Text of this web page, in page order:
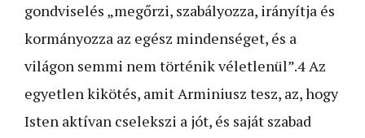
gondviselés „megőrzi, szabályozza, irányítja és
kormányozza az egész mindenséget, és a
világon semmi nem történik véletlenül”.4Az
egyetlen kikötés, amit Arminiusz tesz, az, hogy
Isten aktívan cselekszi a jót, és saját szabad